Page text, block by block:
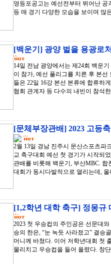
영등포공고는 예선전부터 뛰어난
등 매 경기 다양한 모습을 보이며 많
[백운기] 광양 벌을 용광로
14일 전남 광양에서는 제24회 백운
이 참가, 예선 풀리그를 치른 후 본
들은 22일 16강 본선 본류에 합류하
협회 관계자 등 다수의 내빈이 참석
[문체부장관배] 2023 고등
2월 13일 경남 진주시 문산스포츠파
교 축구대회 예선 첫 경기가 시작되
관배를 비롯해 백운기, 부산MBC.
대회가 동시다발적으로 열리는데,
[1,2학년 대학 축구] 정몽
2023 첫 우승컵의 주인공은 선문대
승의 한은, “눈 녹듯 사라졌고” 결승
머니께 바쳤다. 이어 저학년대회 첫
물리치고 우승컵을 들어 올렸다. 창